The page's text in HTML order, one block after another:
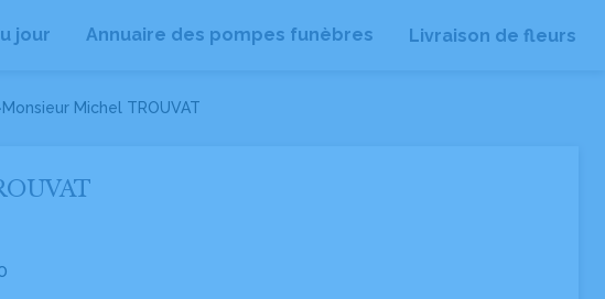
jour Annuaire des pompes funèbres Livraison de fleurs
Monsieur Michel TROUVAT